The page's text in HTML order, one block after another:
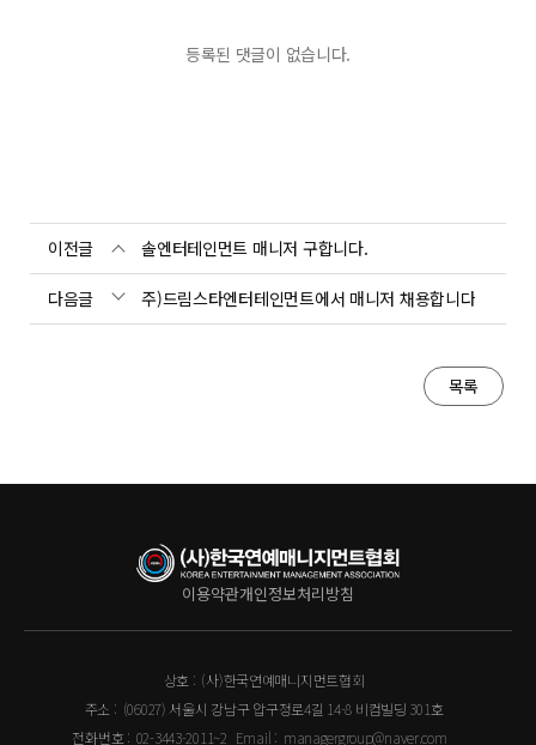
등록된 댓글이 없습니다.
이전글 솔엔터테인먼트 매니저 구합니다.
다음글 주)드림스타엔터테인먼트에서 매니저 채용합니다
목록
이용약관개인정보처리방침
상호 : (사)한국연예매니지먼트협회
주소 : (06027) 서울시 강남구 압구정로4길 14-8 비컴빌딩 301호
전화번호 : 02-3443-2011~2 Email : managergroup@naver.com